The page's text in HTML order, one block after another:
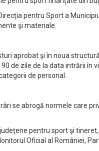
pentru Sport a
şi materiale.
aprobat şi în noua
de zile de la data intrării în
de personal.
se abrogă normele care
pentru sport şi
Oficial al României,